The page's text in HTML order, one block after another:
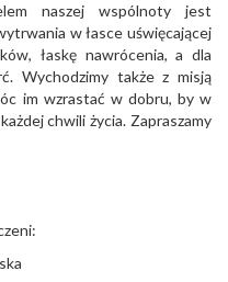
naszej wspólnoty jest
w łasce uświęcającej
łaskę nawrócenia, a dla
Wychodzimy także z misją
im wzrastać w dobru, by w
chwili życia. Zapraszamy